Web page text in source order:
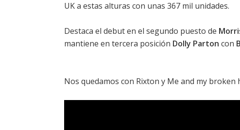
UK a estas alturas con unas 367 mil unidades.
Destaca el debut en el segundo puesto de
mantiene en tercera posición Dolly Parton con
Nos quedamos con Rixton y Me and my broken